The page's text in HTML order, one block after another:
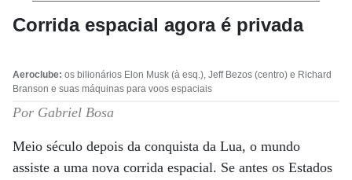
Corrida espacial agora é privada
Aeroclube: os bilionários Elon Musk (à esq.), Jeff Bezos (centro) e Richard
Branson e suas máquinas para voos espaciais
Por Gabriel Bosa
Meio século depois da conquista da Lua, o mundo
assiste a uma nova corrida espacial. Se antes os Estados